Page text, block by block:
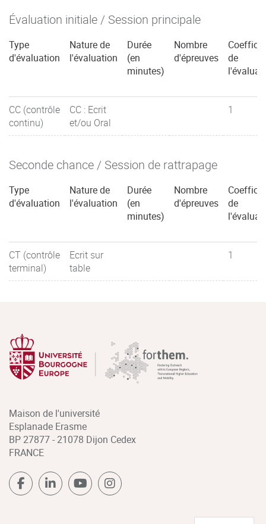
Évaluation initiale / Session principale
Type
d'évaluation
Nature de
l'évaluation
Durée
(en
minutes)
Nombre
d'épreuves
de
CC (contrôle
continu)
CC : Ecrit
et/ou Oral
1
Seconde chance / Session de rattrapage
Type
d'évaluation
Nature de
l'évaluation
Durée
(en
minutes)
Nombre
d'épreuves
de
CT (contrôle
terminal)
Ecrit sur
table
1
Maison de l'université
Esplanade Erasme
BP 27877 - 21078 Dijon Cedex
FRANCE